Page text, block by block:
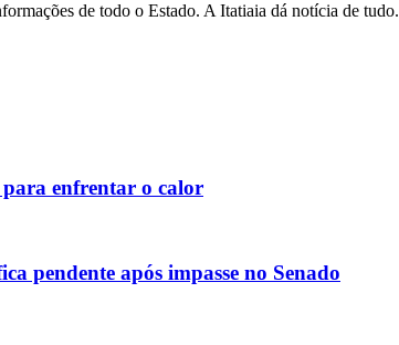
de todo o Estado. A Itatiaia dá notícia de tudo.
enfrentar o calor
pendente após impasse no Senado